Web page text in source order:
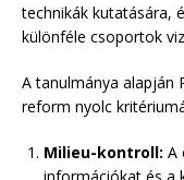
technikák kutatására,
különféle csoportok
A tanulmánya alapján
reform nyolc
Milieu-kontroll: A
információkat és a